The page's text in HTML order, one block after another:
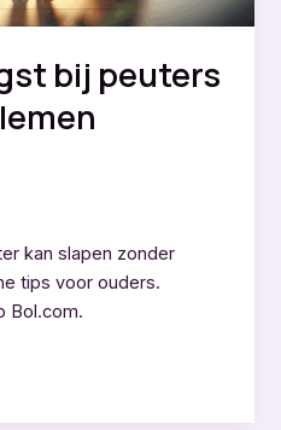
bij peuters
kan slapen zonder
tips voor ouders.
Bol.com.